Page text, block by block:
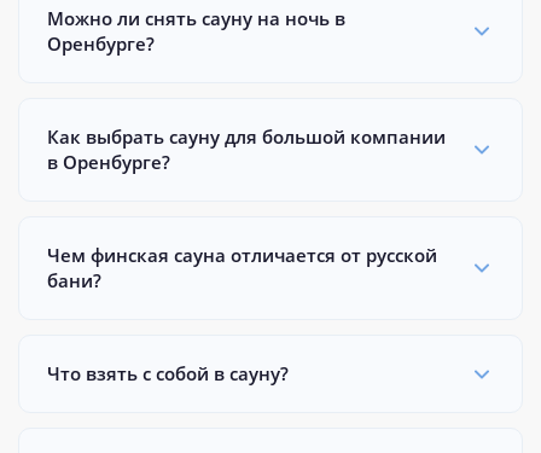
Можно ли снять сауну на ночь в
Оренбурге?
Как выбрать сауну для большой компании
в Оренбурге?
Чем финская сауна отличается от русской
бани?
Что взять с собой в сауну?